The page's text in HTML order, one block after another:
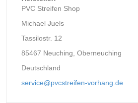
PVC Streifen Shop
Michael Juels
Tassilostr. 12
85467 Neuching, Oberneuching
Deutschland
service@pvcstreifen-vorhang.de